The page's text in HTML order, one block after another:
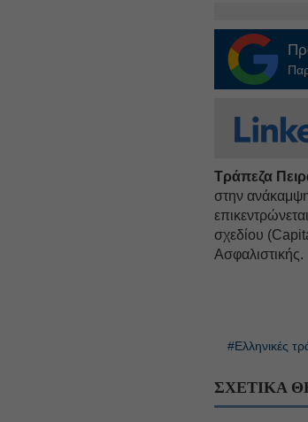
Τράπεζα
στην ανάκαμψη
σχεδίου
Ασφαλιστικής.
#Ελληνικές
ΣΧΕΤΙΚΑ